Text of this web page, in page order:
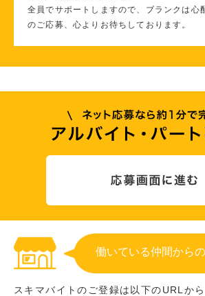
全員でサポートしますので、ブランクは心
のご応募、心よりお待ちしております。
働いている仲間から
スキマバイトのご登録は以下のURLから